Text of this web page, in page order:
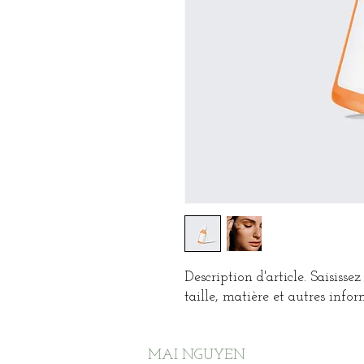
Description d'article.
taille, matière et autres
MAI NGUYEN